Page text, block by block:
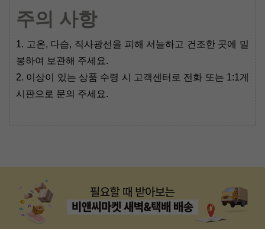
주의 사항
1. 고온, 다습, 직사광선을 피해 서늘하고 건조한 곳에 밀
봉하여 보관해 주세요.
2. 이상이 있는 상품 수령 시 고객센터로 전화 또는 1:1게
시판으로 문의 주세요.